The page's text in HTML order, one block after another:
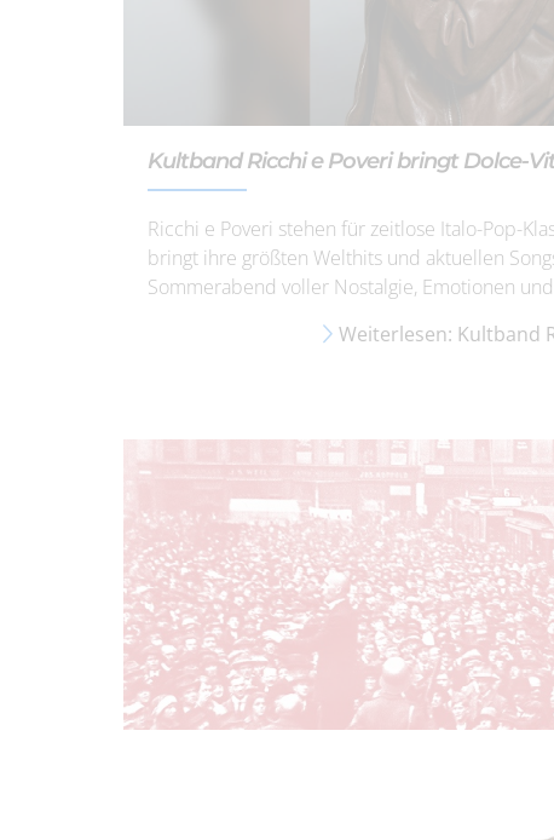
Kultband Ricchi e Poveri bringt Dolce-
Ricchi e Poveri stehen für zeitlose Italo-Pop-
bringt ihre größten Welthits und aktuellen
Sommerabend voller Nostalgie, Emotionen
Weiterlesen: Kultband